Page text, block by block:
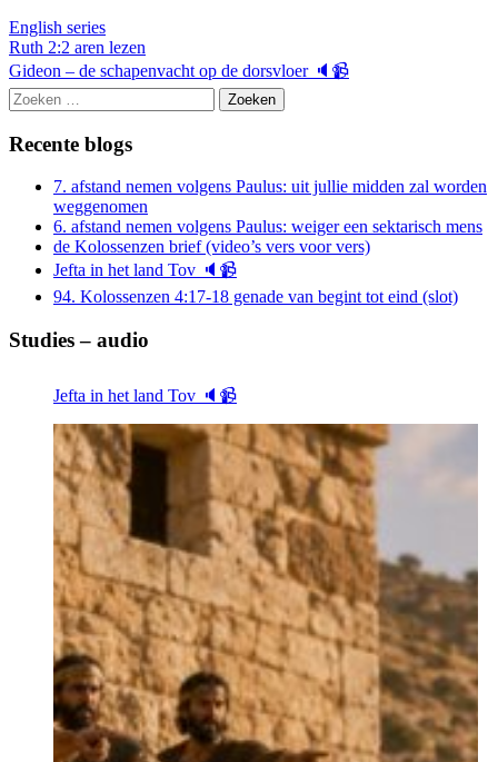
English series
Berichtnavigatie
Ruth 2:2 aren lezen
Gideon – de schapenvacht op de dorsvloer 🔈📹
Zoeken
naar:
Recente blogs
7. afstand nemen volgens Paulus: uit jullie midden zal worden
weggenomen
6. afstand nemen volgens Paulus: weiger een sektarisch mens
de Kolossenzen brief (video’s vers voor vers)
Jefta in het land Tov 🔈📹
94. Kolossenzen 4:17-18 genade van begint tot eind (slot)
Studies – audio
Jefta in het land Tov 🔈📹